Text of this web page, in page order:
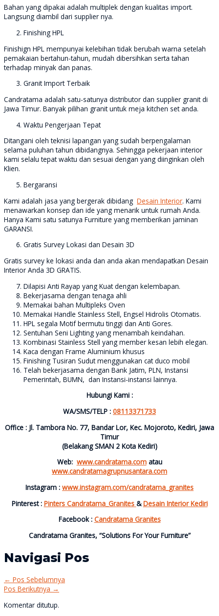
Bahan yang dipakai adalah multiplek dengan kualitas import.
Langsung diambil dari supplier nya.
Finishing HPL
Finishign HPL mempunyai kelebihan tidak berubah warna setelah
pemakaian bertahun-tahun, mudah dibersihkan serta tahan
terhadap minyak dan panas.
Granit Import Terbaik
Candratama adalah satu-satunya distributor dan supplier granit di
Jawa Timur. Banyak pilihan granit untuk meja kitchen set anda.
Waktu Pengerjaan Tepat
Ditangani oleh teknisi lapangan yang sudah berpengalaman
selama puluhan tahun dibidangnya. Sehingga pekerjaan interior
kami selalu tepat waktu dan sesuai dengan yang diinginkan oleh
Klien.
Bergaransi
Kami adalah jasa yang bergerak dibidang Desain Interior. Kami
menawarkan konsep dan ide yang menarik untuk rumah Anda.
Hanya Kami satu satunya Furniture yang memberikan jaminan
GARANSI.
Gratis Survey Lokasi dan Desain 3D
Gratis survey ke lokasi anda dan anda akan mendapatkan Desain
Interior Anda 3D GRATIS.
Dilapisi Anti Rayap yang Kuat dengan kelembapan.
Bekerjasama dengan tenaga ahli
Memakai bahan Multipleks Oven
Memakai Handle Stainless Stell, Engsel Hidrolis Otomatis.
HPL segala Motif bermutu tinggi dan Anti Gores.
Sentuhan Seni Lighting yang menambah keindahan.
Kombinasi Stainless Stell yang member kesan lebih elegan.
Kaca dengan Frame Aluminium khusus
Finishing Tusiran Sudut menggunakan cat duco mobil
Telah bekerjasama dengan Bank Jatim, PLN, Instansi
Pemerintah, BUMN, dan Instansi-instansi lainnya.
Hubungi Kami :
WA/SMS/TELP : 08113371733
Office : Jl. Tambora No. 77, Bandar Lor, Kec. Mojoroto, Kediri, Jawa
Timur
(Belakang SMAN 2 Kota Kediri)
Web: www.candratama.com atau
www.candratamagrupnusantara.com
Instagram : www.instagram.com/candratama_granites
Pinterest : Pinters Candratama_Granites &Desain Interior Kediri
Facebook : Candratama Granites
Candratama Granites, “Solutions For Your Furniture”
Navigasi Pos
← Pos Sebelumnya
Pos Berikutnya →
Komentar ditutup.